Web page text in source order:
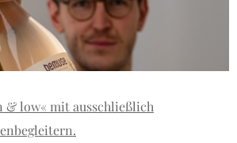
& low« mit ausschließlich